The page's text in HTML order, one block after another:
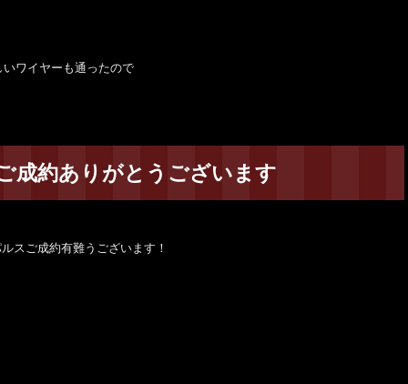
ワイヤーも通ったので
約ありがとうございます
スご成約有難うございます！